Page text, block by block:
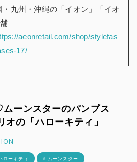
・九州・沖縄の「イオン」「イオ
aeonretail.com/shop/stylefas
17/
ーンスターのパンプス
オの「ハローキティ」
ローキティ # ムーンスター